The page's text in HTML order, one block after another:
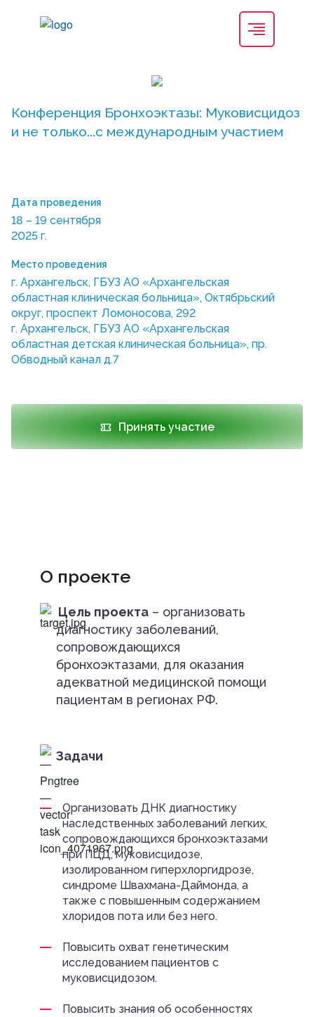
Конференция Бронхоэктазы: Муковисцидоз
и не только...c международным участием
Дата проведения
18 – 19 сентября
2025 г.
Место проведения
г. Архангельск, ГБУЗ АО «Архангельская
областная клиническая больница», Октябрьский
округ, проспект Ломоносова, 292
г. Архангельск, ГБУЗ АО «Архангельская
областная детская клиническая больница», пр.
Обводный канал д.7
Принять участие
О проекте
Цель проекта – организовать
диагностику заболеваний,
сопровождающихся
бронхоэктазами, для оказания
адекватной медицинской помощи
пациентам в регионах РФ.
Задачи
Организовать ДНК диагностику
наследственных заболеваний легких,
сопровождающихся бронхоэктазами
при ПЦД, муковисцидозе,
изолированном гиперхлоргидрозе,
синдроме Швахмана-Даймонда, а
также с повышенным содержанием
хлоридов пота или без него.
Повысить охват генетическим
исследованием пациентов с
муковисцидозом.
Повысить знания об особенностях